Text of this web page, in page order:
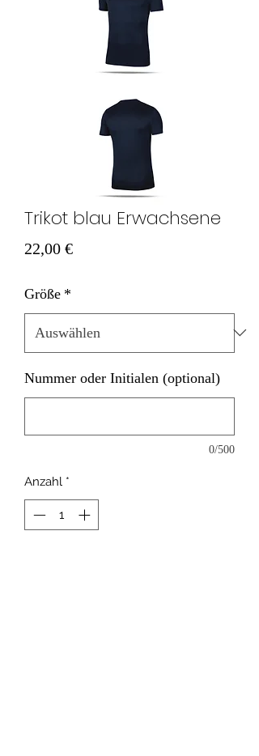
Trikot blau Erwachsene
22,00 €Preis
Größe *
Nummer oder Initialen (optional)
0/500
Anzahl *